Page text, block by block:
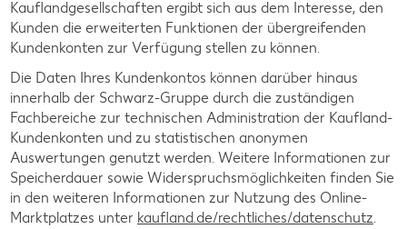
Kauflandgesellschaften ergibt sich aus dem Interesse, den
Kunden die erweiterten Funktionen der übergreifenden
Kundenkonten zur Verfügung stellen zu können.
Die Daten Ihres Kundenkontos können darüber hinaus
innerhalb der Schwarz-Gruppe durch die zuständigen
Fachbereiche zur technischen Administration der Kaufland-
Kundenkonten und zu statistischen anonymen
Auswertungen genutzt werden. Weitere Informationen zur
Speicherdauer sowie Widerspruchsmöglichkeiten finden Sie
in den weiteren Informationen zur Nutzung des Online-
Marktplatzes unter kaufland.de/rechtliches/datenschutz.